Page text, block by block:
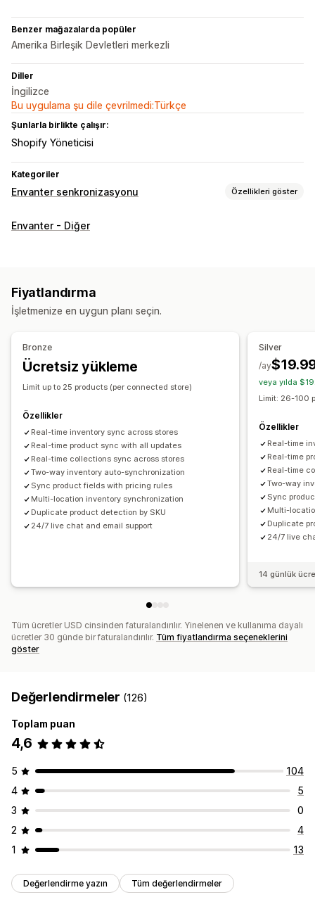
Benzer mağazalarda popüler
Amerika Birleşik Devletleri merkezli
Diller
İngilizce
Bu uygulama şu dile çevrilmedi:Türkçe
Şunlarla birlikte çalışır:
Shopify Yöneticisi
Kategoriler
Envanter senkronizasyonu Özellikleri göster
Senkronizasyon türü
Bildirimler ve raporlar
Performans metrikleri
Ayrıntılı günlükler
Envanter - Diğer
Fiyatlandırma
İşletmenize en uygun planı seçin.
Bronze
Ücretsiz yükleme
Limit up to 25 products (per connected store)
Özellikler
Real-time inventory sync across stores
Real-time product sync with all updates
Real-time collections sync across stores
Two-way inventory auto-synchronization
Sync product fields with pricing rules
Multi-location inventory synchronization
Duplicate product detection by SKU
24/7 live chat and email support
Silver
/ay
veya yılda
Limit: 26-100
Özellikler
Real-time
Real-time
Real-time
Two-way
Sync
Multi-
Duplicate
24/7 live
14 günlük
Tüm ücretler USD cinsinden faturalandırılır. Yinelenen ve kullanıma dayalı
ücretler 30 günde bir faturalandırılır. Tüm fiyatlandırma seçeneklerini
göster
Değerlendirmeler (126)
Toplam puan
4,6
5
104
4
5
3
0
2
4
1
13
Değerlendirme yazın Tüm değerlendirmeler